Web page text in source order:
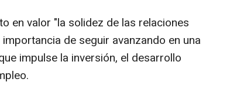
en valor "la solidez de las relaciones
de seguir avanzando en una
impulse la inversión, el desarrollo